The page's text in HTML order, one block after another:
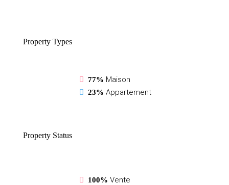
Property Types
77% Maison
23% Appartement
Property Status
100% Vente